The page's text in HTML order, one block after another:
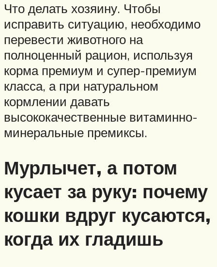
Что делать хозяину. Чтобы
исправить ситуацию, необходимо
перевести животного на
полноценный рацион, используя
корма премиум и супер-премиум
класса, а при натуральном
кормлении давать
высококачественные витаминно-
минеральные премиксы.
Мурлычет, а потом
кусает за руку: почему
кошки вдруг кусаются,
когда их гладишь